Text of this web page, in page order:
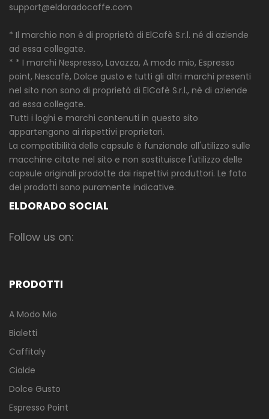
support@eldoradocaffe.com
* Il marchio non è di proprietà di ElCafè S.r.l. né di aziende
ad essa collegate.
* * I marchi Nespresso, Lavazza, A modo mio, Espresso
point, Nescafè, Dolce gusto e tutti gli altri marchi presenti
nel sito non sono di proprietà di ElCafè S.r.l., nè di aziende
ad essa collegate.
Tutti i loghi e marchi contenuti in questo sito
appartengono ai rispettivi proprietari.
La compatibilità delle capsule è funzionale all'utilizzo sulle
macchine citate nel sito e non sostituisce l'utilizzo delle
capsule originali prodotte dai rispettivi produttori. Le foto
dei prodotti sono puramente indicative.
ELDORADO SOCIAL
Follow us on:
PRODOTTI
A Modo Mio
Bialetti
Caffitaly
Cialde
Dolce Gusto
Espresso Point